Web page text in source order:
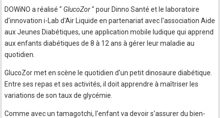
DOWiNO a réalisé " GlucoZor" pour Dinno Santé et le laboratoire
d'innovation i-Lab d'Air Liquide en partenariat avec l'association Aide
aux Jeunes Diabétiques, une application mobile ludique qui apprend
aux enfants diabétiques de 8 à 12 ans à gérer leur maladie au
quotidien.
GlucoZor met en scène le quotidien d'un petit dinosaure diabétique.
Entre ses repas et ses activités, il doit apprendre à maîtriser les
variations de son taux de glycémie.
Comme avec un tamagotchi, l'enfant va devoir s'assurer du bien-